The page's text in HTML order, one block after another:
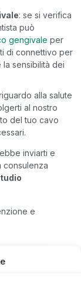
: se si verifica
può
gengivale per
di connettivo per
sensibilità dei
alla salute
al nostro
del tuo cavo
inviarti e
consulenza
e